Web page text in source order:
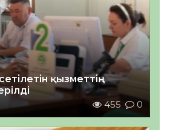
қызметтің
455 0